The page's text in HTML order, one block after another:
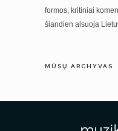
formos, kritiniai
šiandien alsuoja
MŪSŲ ARCHYVAS